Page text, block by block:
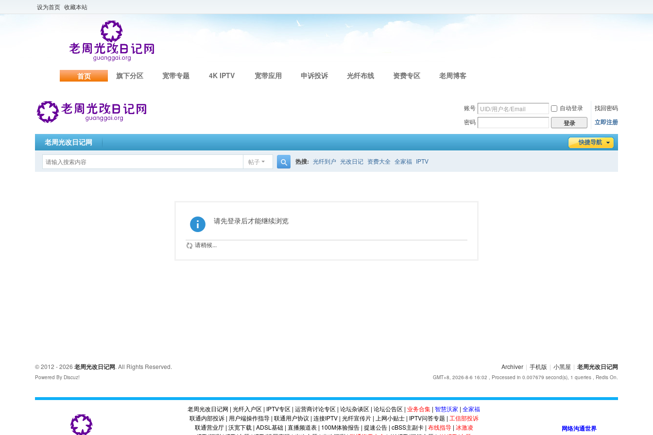
设为首页 收藏本站
首页 旗下分区 宽带专题 4K IPTV 宽带应用 申诉投诉 光纤布线 资费专区 老周博客
账号 自动登录
找回密码
密码
登录 立即注册
快捷导航
老周光改日记网
帖子 热搜: 光纤到户 光改日记 资费大全 全家福 IPTV
请先登录后才能继续浏览
请稍候...
Archiver | 手机版 | 小黑屋 | 老周光改日记网
GMT+8, 2026-8-6 16:02 , Processed in 0.007679 second(s), 1 queries , Redis On.
© 2012 - 2026 老周光改日记网. All Rights Reserved.
Powered By Discuz!
老周光改日记网 | 光纤入户区 | IPTV专区 | 运营商讨论专区 | 论坛杂谈区 | 论坛公告区 | 业务合集 | 智慧沃家 | 全家福
联通内部投诉| 用户端操作指导| 联通用户协议 | 连接IPTV| 光纤宣传片| 上网小贴士| IPTV问答专题 | 工信部投诉
联通营业厅| 沃宽下载| ADSL基础 | 直播频道表| 100M体验报告| 提速公告| cBSS主副卡| 布线指导| 冰激凌
网络沟通世界